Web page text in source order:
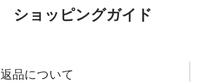
ショッピングガイド
返品について